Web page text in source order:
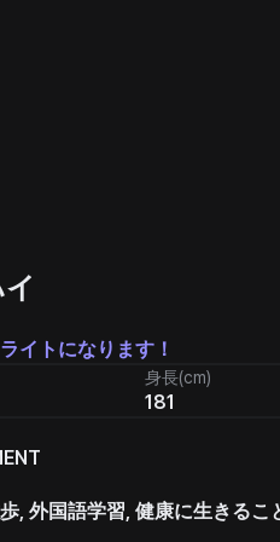
イトになります！
身長(cm)
181
, 外国語学習, 健康に生きるこ